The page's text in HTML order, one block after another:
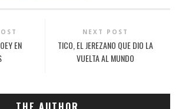
EN
NEXT POST
TICO, EL JEREZANO QUE DIO LA
VUELTA AL MUNDO